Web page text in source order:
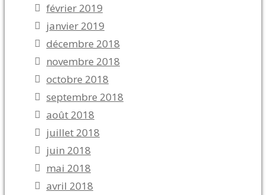
février 2019
janvier 2019
décembre 2018
novembre 2018
octobre 2018
septembre 2018
août 2018
juillet 2018
juin 2018
mai 2018
avril 2018